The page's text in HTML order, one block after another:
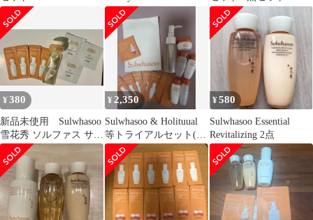
¥380
新品未使用 Sulwhasoo
雪花秀 ソルファス サン
プルセット
¥ 2,350
Sulwhasoo & Holituual
等トライアルセット(詳
細写真有
¥580
Sulwhasoo Essential
Revitalizing 2点